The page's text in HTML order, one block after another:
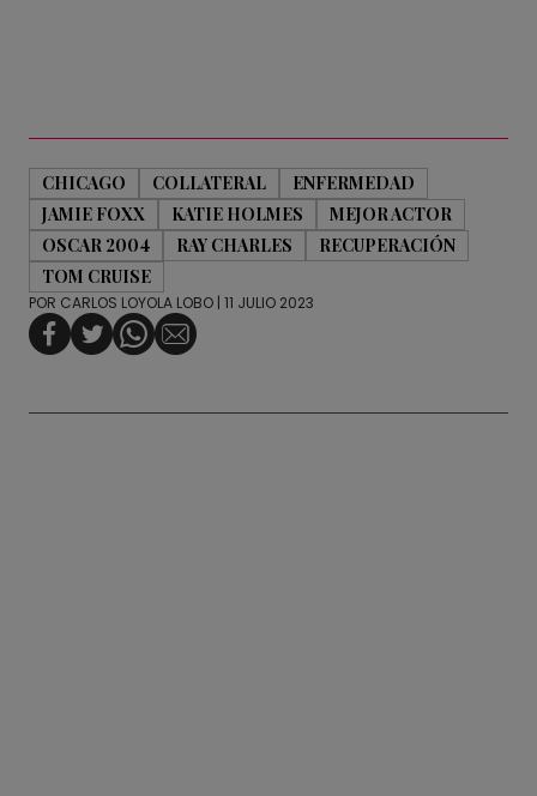
CHICAGO COLLATERAL
ENFERMEDAD
JAMIE FOXX
KATIE HOLMES
MEJOR ACTOR
OSCAR 2004
RAY CHARLES
RECUPERACIÓN
TOM CRUISE
POR CARLOS LOYOLA LOBO | 11 JULIO 2023